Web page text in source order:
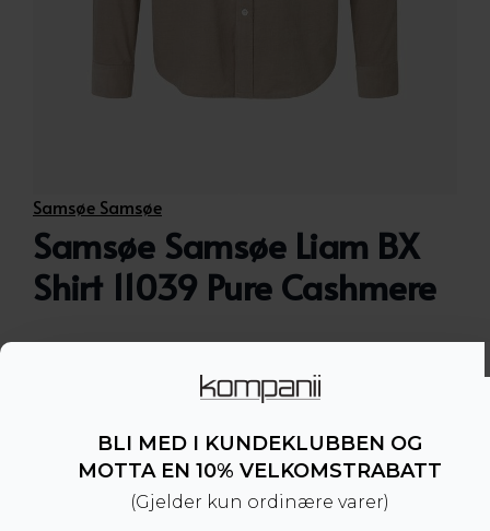
Samsøe Samsøe
Samsøe Samsøe Liam BX
Shirt 11039 Pure Cashmere
Skjorte i cord fra Samsøe Samsøe med normal
passform og button down krage.
– Normal passform, vi anbefaler å velge din
normale størrelse.
– 100% økologisk bomull
– Produsert i Kina
BLI MED I KUNDEKLUBBEN OG
MOTTA EN 10% VELKOMSTRABATT
(Gjelder kun ordinære varer)